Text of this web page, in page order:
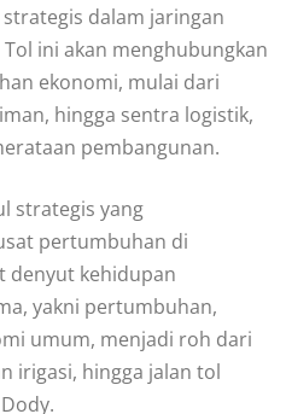
dalam jaringan
ini akan menghubungkan
ekonomi, mulai dari
hingga sentra logistik,
pembangunan.
strategis yang
pertumbuhan di
denyut kehidupan
yakni pertumbuhan,
umum, menjadi roh dari
irigasi, hingga jalan tol